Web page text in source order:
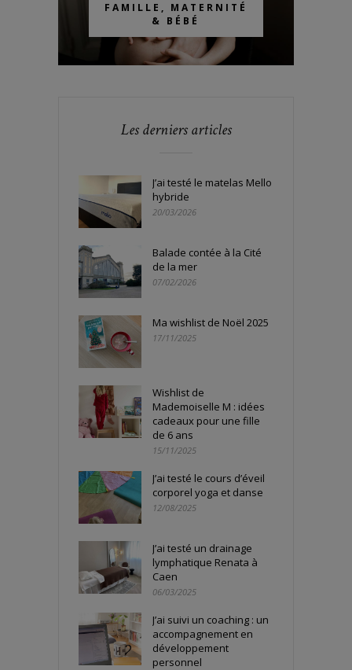
FAMILLE, MATERNITÉ
& BÉBÉ
Les derniers articles
J’ai testé le matelas Mello
hybride
20/03/2026
Balade contée à la Cité
de la mer
07/02/2026
Ma wishlist de Noël 2025
17/11/2025
Wishlist de
Mademoiselle M : idées
cadeaux pour une fille
de 6 ans
15/11/2025
J’ai testé le cours d’éveil
corporel yoga et danse
12/08/2025
J’ai testé un drainage
lymphatique Renata à
Caen
06/03/2025
J’ai suivi un coaching : un
accompagnement en
développement
personnel